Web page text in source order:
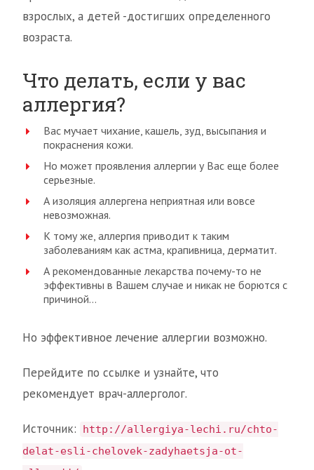
взрослых, а детей -достигших определенного
возраста.
Что делать, если у вас
аллергия?
Вас мучает чихание, кашель, зуд, высыпания и
покраснения кожи.
Но может проявления аллергии у Вас еще более
серьезные.
А изоляция аллергена неприятная или вовсе
невозможная.
К тому же, аллергия приводит к таким
заболеваниям как астма, крапивница, дерматит.
А рекомендованные лекарства почему-то не
эффективны в Вашем случае и никак не борются с
причиной…
Но эффективное лечение аллергии возможно.
Перейдите по ссылке и узнайте, что
рекомендует врач-аллерголог.
Источник:
http://allergiya-lechi.ru/chto-
delat-esli-chelovek-zadyhaetsja-ot-